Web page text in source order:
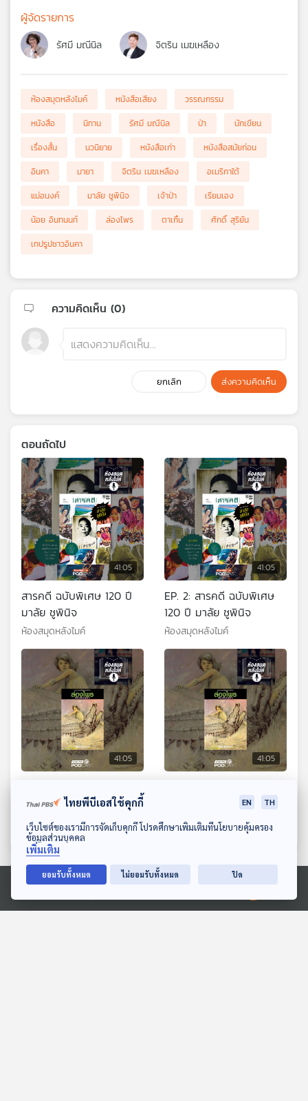
ดาวน์โหลด Thai PBS Podcast Application
Ⓒ 2020 องค์การกระจายเสียงและแพร่ภาพสาธารณะแห่งประเทศไทย
ผู้จัดรายการ
รัศมี มณีนิล จิตริน เมฆเหลือง
ห้องสมุดหลังไมค์ หนังสือเสียง
วรรณกรรม
หนังสือ
นิทาน รัศมี มณีนิล ป่า
นักเขียน
เรื่องสั้น
นวนิยาย หนังสือเก่า
หนังสือสมัยก่อน
อินคา
มายา จิตริน เมฆเหลือง
อเมริกาใต้
แม่อนงค์
มาลัย ชูพินิจ เจ้าป่า
เรียมเอง
น้อย อินทนนท์
ล่องไพร ตาเกิ้น
ศักดิ์ สุริยัน
เทปรูปชาวอินคา
ความคิดเห็น (0)
ยกเลิก ส่งความคิดเห็น
ตอนถัดไป
41:05
สารคดี ฉบับพิเศษ 120 ปี
มาลัย ชูพินิจ
ห้องสมุดหลังไมค์
41:05
EP. 2: สารคดี ฉบับพิเศษ
120 ปี มาลัย ชูพินิจ
ห้องสมุดหลังไมค์
41:05
คนสุดท้าย
ห้องสมุดหลังไมค์
41:05
ห้องสมุดหลังไมค์
ตอนที่เกี่ยวข้อง
ไทยพีบีเอสใช้คุกกี้ EN TH
เว็บไซต์ของเรามีการจัดเก็บคุกกี้ โปรดศึกษาเพิ่มเติมที่นโยบายคุ้มครอง
ข้อมูลส่วนบุคคล
เพิ่มเติม
ยอมรับทั้งหมด ไม่ยอมรับทั้งหมด ปิด